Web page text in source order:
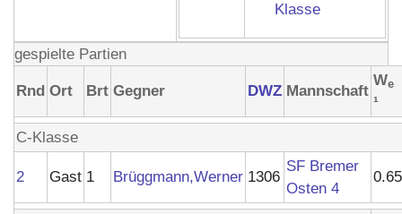
Klasse
gespielte Partien
Rnd Ort Brt Gegner DWZ Mannschaft
We
¹
C-Klasse
2 Gast 1 Brüggmann,Werner 1306
SF Bremer
Osten 4
0.65